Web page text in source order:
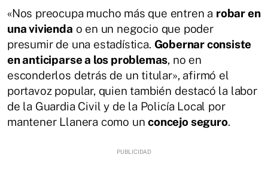
«Nos preocupa mucho más que entren a robar en
una vivienda o en un negocio que poder
presumir de una estadística. Gobernar consiste
en anticiparse a los problemas, no en
esconderlos detrás de un titular», afirmó el
portavoz popular, quien también destacó la labor
de la Guardia Civil y de la Policía Local por
mantener Llanera como unconcejo seguro.